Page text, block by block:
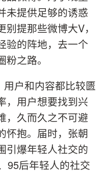
未提供足够的诱惑
提那些微博大V，
验的阵地，去一个
之路。
户和内容都比较匮
，用户想要找到兴
，久而久之不可避
怀抱。届时，张朝
引爆年轻人社交的
95后年轻人的社交